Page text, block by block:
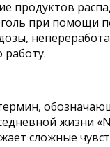
продуктов
при помощи
работу.
жизни
сложные